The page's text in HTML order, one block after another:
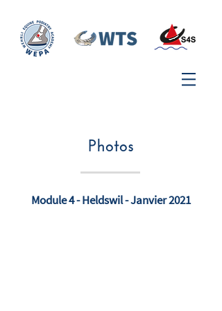
Photos
Module 4 - Heldswil - Janvier 2021